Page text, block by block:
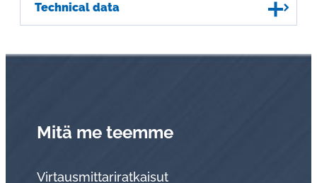
Technical data
Mitä me teemme
Virtausmittariratkaisut